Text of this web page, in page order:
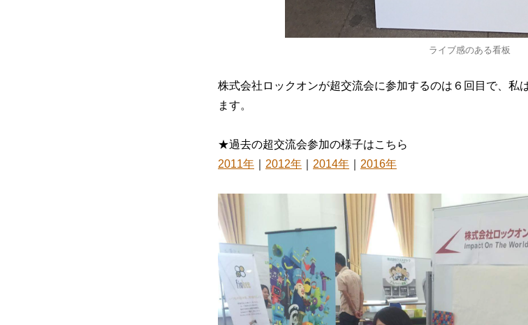
ライブ感のある看板
株式会社ロックオンが超交流会に参加するのは６回目で、私
ます。
★過去の超交流会参加の様子はこちら
2011年
2012年 2014年 2016年